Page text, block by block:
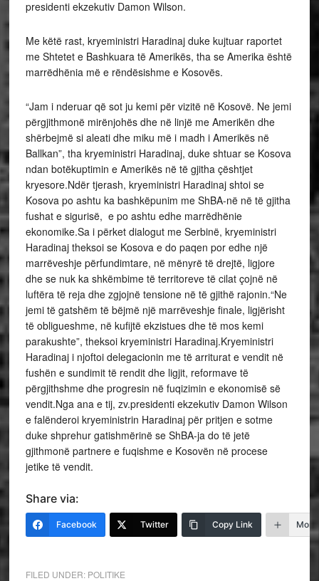
presidenti ekzekutiv Damon Wilson.
Me këtë rast, kryeministri Haradinaj duke kujtuar raportet
me Shtetet e Bashkuara të Amerikës, tha se Amerika është
marrëdhënia më e rëndësishme e Kosovës.
“Jam i nderuar që sot ju kemi për vizitë në Kosovë. Ne jemi
përgjithmonë mirënjohës dhe në linjë me Amerikën dhe
shërbejmë si aleati dhe miku më i madh i Amerikës në
Ballkan”, tha kryeministri Haradinaj, duke shtuar se Kosova
ndan botëkuptimin e Amerikës në të gjitha çështjet
kryesore.Ndër tjerash, kryeministri Haradinaj shtoi se
Kosova po ashtu ka bashkëpunim me ShBA-në në të gjitha
fushat e sigurisë, e po ashtu edhe marrëdhënie
ekonomike.Sa i përket dialogut me Serbinë, kryeministri
Haradinaj theksoi se Kosova e do paqen por edhe një
marrëveshje përfundimtare, në mënyrë të drejtë, ligjore
dhe se nuk ka shkëmbime të territoreve të cilat çojnë në
luftëra të reja dhe zgjojnë tensione në të gjithë rajonin.“Ne
jemi të gatshëm të bëjmë një marrëveshje finale, ligjërisht
të obligueshme, në kufijtë ekzistues dhe të mos kemi
parakushte”, theksoi kryeministri Haradinaj.Kryeministri
Haradinaj i njoftoi delegacionin me të arriturat e vendit në
fushën e sundimit të rendit dhe ligjit, reformave të
përgjithshme dhe progresin në fuqizimin e ekonomisë së
vendit.Nga ana e tij, zv.presidenti ekzekutiv Damon Wilson
e falënderoi kryeministrin Haradinaj për pritjen e sotme
duke shprehur gatishmërinë se ShBA-ja do të jetë
gjithmonë partnere e fuqishme e Kosovën në procese
jetike të vendit.
Share via:
Facebook Twitter Copy Link More
FILED UNDER: POLITIKE